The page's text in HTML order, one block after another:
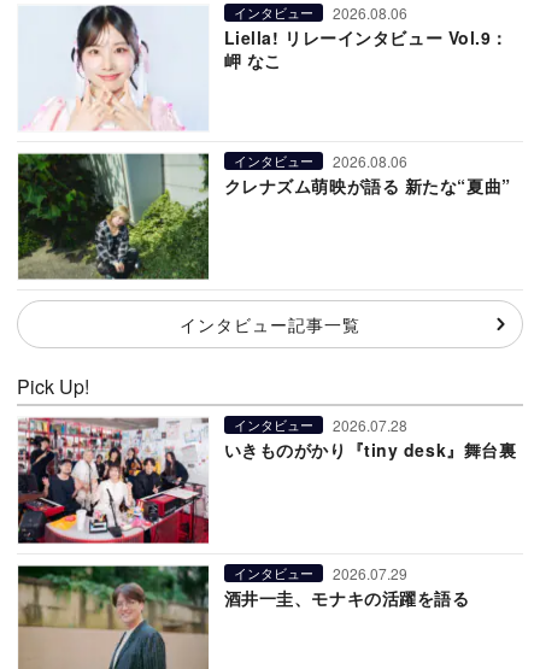
インタビュー 2026.08.06
Liella! リレーインタビュー Vol.9：
岬 なこ
インタビュー 2026.08.06
クレナズム萌映が語る 新たな“夏曲”
インタビュー記事一覧
Pick Up!
インタビュー 2026.07.28
いきものがかり『tiny desk』舞台裏
インタビュー 2026.07.29
酒井一圭、モナキの活躍を語る